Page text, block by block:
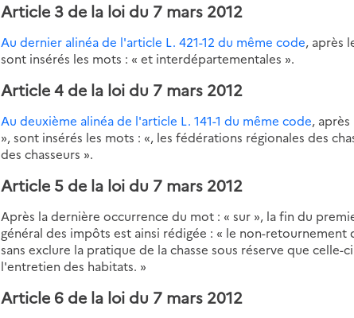
Article 3 de la loi du 7 mars 2012
Au dernier alinéa de l'article L. 421-12 du même code, après
sont insérés les mots : « et interdépartementales ».
Article 4 de la loi du 7 mars 2012
Au deuxième alinéa de l'article L. 141-1 du même code,
», sont insérés les mots : «, les fédérations régionales des
des chasseurs ».
Article 5 de la loi du 7 mars 2012
Après la dernière occurrence du mot : « sur », la fin du
général des impôts est ainsi rédigée : « le non-
sans exclure la pratique de la chasse sous réserve que celle-
l'entretien des habitats. »
Article 6 de la loi du 7 mars 2012